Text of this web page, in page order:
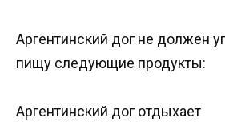
Аргентинский дог не должен
пищу следующие продукты:
Аргентинский дог отдыхает